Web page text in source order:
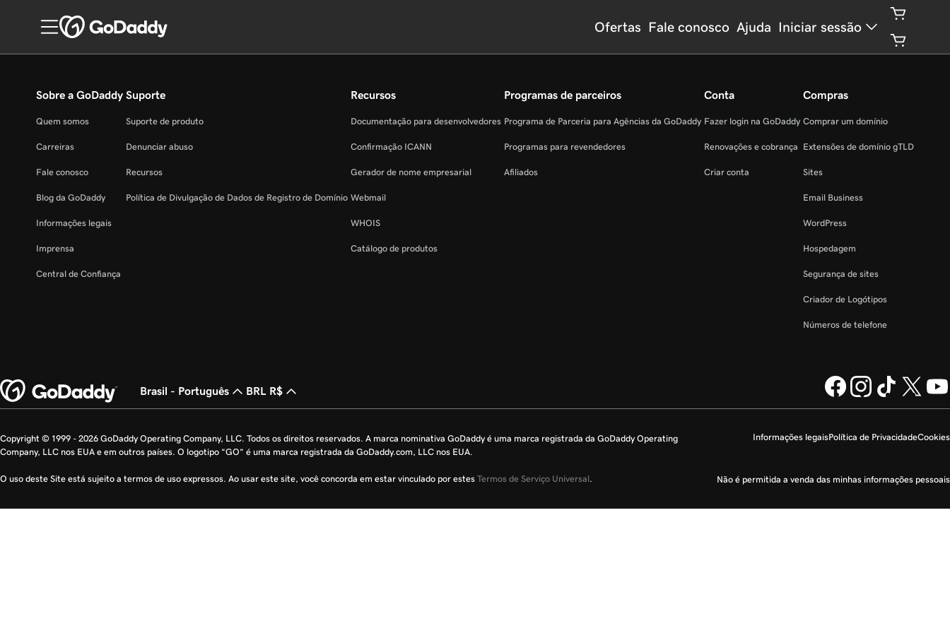
Ofertas Fale conosco Ajuda Iniciar sessão
Sobre a GoDaddy
Quem somos
Carreiras
Fale conosco
Blog da GoDaddy
Informações legais
Imprensa
Central de Confiança
Suporte
Suporte de produto
Denunciar abuso
Recursos
Política de Divulgação de Dados de Registro de Domínio
Recursos
Documentação para desenvolvedores
Confirmação ICANN
Gerador de nome empresarial
Webmail
WHOIS
Catálogo de produtos
Programas de parceiros
Programa de Parceria para Agências da GoDaddy
Programas para revendedores
Afiliados
Conta
Fazer login na GoDaddy
Renovações e cobrança
Criar conta
Compras
Comprar um domínio
Extensões de domínio gTLD
Sites
Email Business
WordPress
Hospedagem
Segurança de sites
Criador de Logótipos
Números de telefone
Brasil - Português BRL R$
Informações legaisPolítica de PrivacidadeCookies
Não é permitida a venda das minhas informações pessoais
Copyright © 1999 - 2026 GoDaddy Operating Company, LLC. Todos os direitos reservados. A marca nominativa GoDaddy é uma marca registrada da GoDaddy Operating
Company, LLC nos EUA e em outros países. O logotipo “GO” é uma marca registrada da GoDaddy.com, LLC nos EUA.
O uso deste Site está sujeito a termos de uso expressos. Ao usar este site, você concorda em estar vinculado por estes Termos de Serviço Universal.